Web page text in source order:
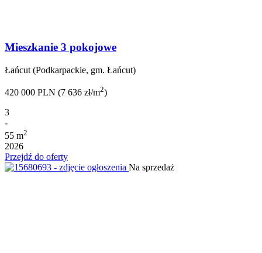
Mieszkanie 3 pokojowe
Łańcut (Podkarpackie, gm. Łańcut)
420 000 PLN (7 636 zł/m2)
3
-
55 m2
2026
Przejdź do oferty
Na sprzedaż